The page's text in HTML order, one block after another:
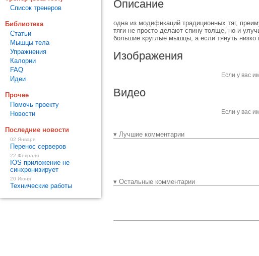
Описание
одна из модификаций традиционных тяг,
тяги не просто делают спину толще, но и
большие круглые мышцы, а если тянуть
Изображения
Если у вас
Видео
Если у вас
▾ Лучшие комментарии
▾ Остальные комментарии
Список тренеров
Библиотека
Статьи
Мышцы тела
Упражнения
Калории
FAQ
Идеи
Прочее
Помочь проекту
Новости
Последние новости
02 Января
Перенос серверов
22 Февраля
IOS приложение не
синхронизирует
20 Июня
Технические работы